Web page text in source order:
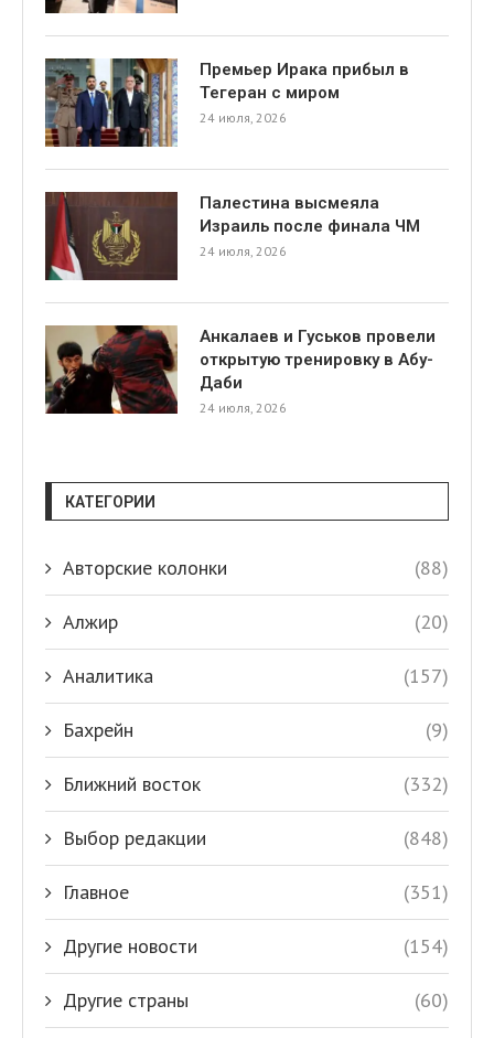
Премьер Ирака прибыл в
Тегеран с миром
24 июля, 2026
Палестина высмеяла
Израиль после финала ЧМ
24 июля, 2026
Анкалаев и Гуськов провели
открытую тренировку в Абу-
Даби
24 июля, 2026
КАТЕГОРИИ
Авторские колонки (88)
Алжир (20)
Аналитика (157)
Бахрейн (9)
Ближний восток (332)
Выбор редакции (848)
Главное (351)
Другие новости (154)
Другие страны (60)